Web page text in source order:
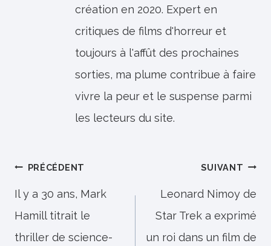
création en 2020. Expert en
critiques de films d'horreur et
toujours à l'affût des prochaines
sorties, ma plume contribue à faire
vivre la peur et le suspense parmi
les lecteurs du site.
Navigation
de
l’article
PRÉCÉDENT
Il y a 30 ans, Mark
Hamill titrait le
thriller de science-
SUIVANT
Leonard Nimoy de
Star Trek a exprimé
un roi dans un film de